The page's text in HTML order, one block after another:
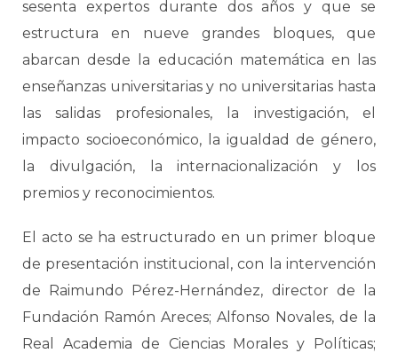
sesenta expertos durante dos años y que se
estructura en nueve grandes bloques, que
abarcan desde la educación matemática en las
enseñanzas universitarias y no universitarias hasta
las salidas profesionales, la investigación, el
impacto socioeconómico, la igualdad de género,
la divulgación, la internacionalización y los
premios y reconocimientos.
El acto se ha estructurado en un primer bloque
de presentación institucional, con la intervención
de Raimundo Pérez-Hernández, director de la
Fundación Ramón Areces; Alfonso Novales, de la
Real Academia de Ciencias Morales y Políticas;